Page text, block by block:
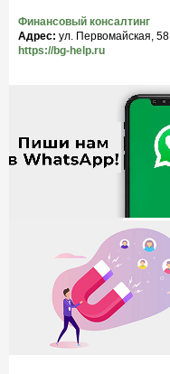
Финансовый консалтинг
Адрес: ул. Первомайская, 58
https://bg-help.ru